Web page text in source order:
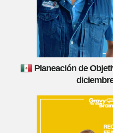
Planeación de